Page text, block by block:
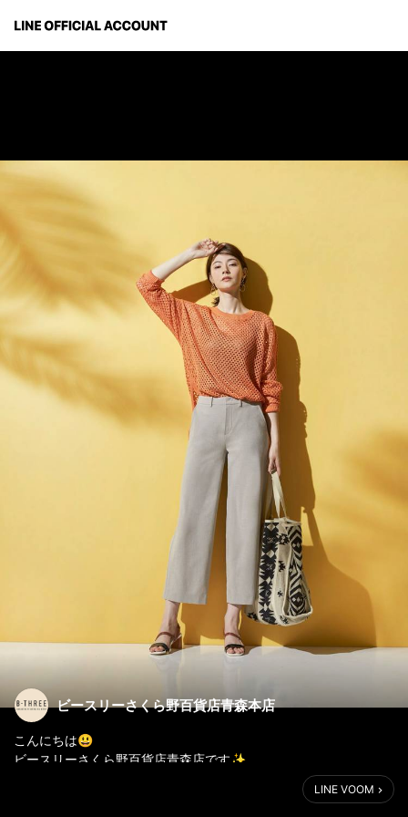
ビースリーさくら野百貨店青森本店
こんにちは😃
ビースリーさくら野百貨店青森店です✨
汗ばむ様な日が続いておりますが、皆様体調崩されてませんか❓
今回は暑い季節にピッタリのニューパンツのご紹介です♪
LINE VOOM